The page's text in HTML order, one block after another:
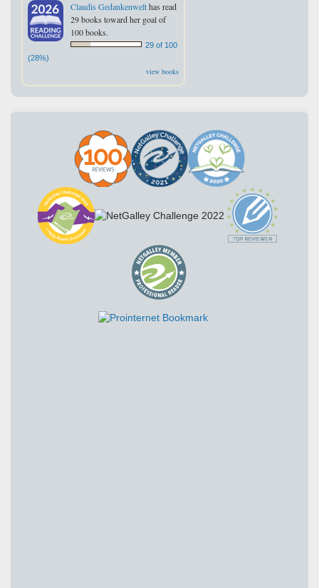
Claudis Gedankenwelthas read
29 books toward her goal of
100 books.
29 of 100
(28%)
view books